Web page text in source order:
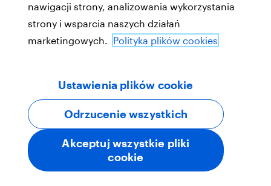
nawigacji strony, analizowania wykorzystania
strony i wsparcia naszych działań
marketingowych. Polityka plików cookies
Ustawienia plików cookie
Odrzucenie wszystkich
Akceptuj wszystkie pliki
cookie